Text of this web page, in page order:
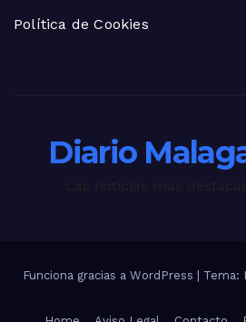
Política de Cookies
Diario
Funciona gracias a WordPress | Tema: